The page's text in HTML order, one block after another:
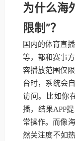
为什么海
限制”？
国内的体育直
等，都和赛事
容播放范围仅
台时，系统会
访问。比如你
播，结果APP
常操作。而像
然关注度不如